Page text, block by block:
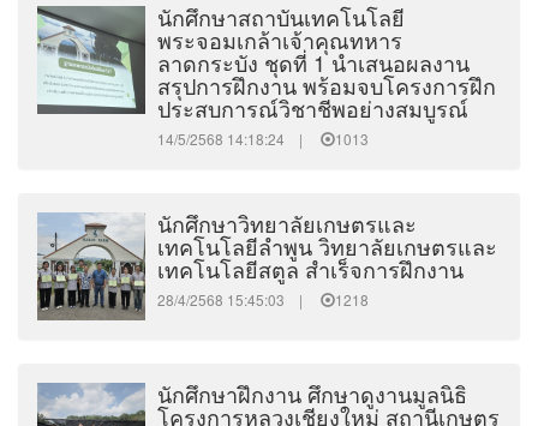
นักศึกษาสถาบันเทคโนโลยี
พระจอมเกล้าเจ้าคุณทหาร
ลาดกระบัง ชุดที่ 1 นำเสนอผลงาน
สรุปการฝึกงาน พร้อมจบโครงการฝึก
ประสบการณ์วิชาชีพอย่างสมบูรณ์
14/5/2568 14:18:24 | 1013
นักศึกษาวิทยาลัยเกษตรและ
เทคโนโลยีลำพูน วิทยาลัยเกษตรและ
เทคโนโลยีสตูล สำเร็จการฝึกงาน
28/4/2568 15:45:03 | 1218
นักศึกษาฝึกงาน ศึกษาดูงานมูลนิธิ
โครงการหลวงเชียงใหม่ สถานีเกษตร